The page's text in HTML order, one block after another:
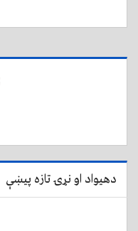
د سالنګونو لویه
دهیواد او نړۍ تازه پیښې